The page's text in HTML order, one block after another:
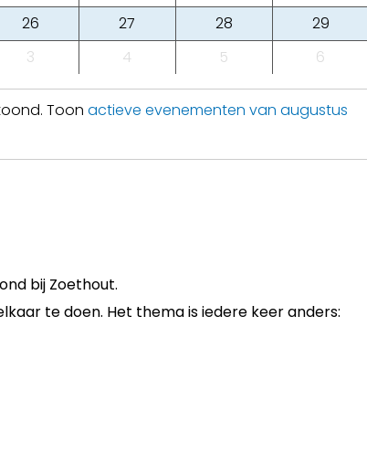
26 27 28
29
3 4 5 6
Toon actieve evenementen van augustus
bij Zoethout.
te doen. Het thema is iedere keer anders: